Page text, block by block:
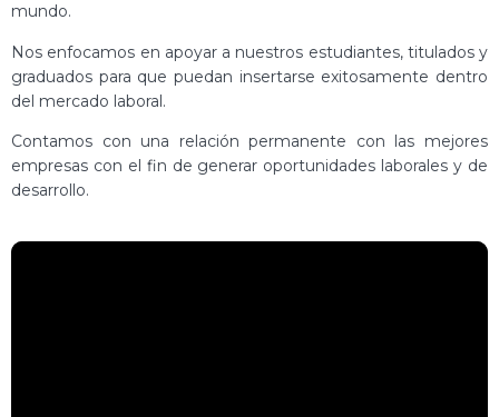
mundo.
Nos enfocamos en apoyar a nuestros estudiantes, titulados y
graduados para que puedan insertarse exitosamente dentro
del mercado laboral.
Contamos con una relación permanente con las mejores
empresas con el fin de generar oportunidades laborales y de
desarrollo.